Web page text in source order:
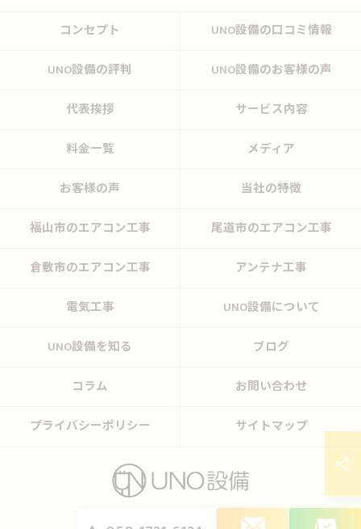
コンセプト UNO設備の口コミ情報
UNO設備の評判 UNO設備のお客様の声
代表挨拶 サービス内容
料金一覧 メディア
お客様の声 当社の特徴
福山市のエアコン工事 尾道市のエアコン工事
倉敷市のエアコン工事 アンテナ工事
電気工事 UNO設備について
UNO設備を知る ブログ
コラム お問い合わせ
プライバシーポリシー サイトマップ